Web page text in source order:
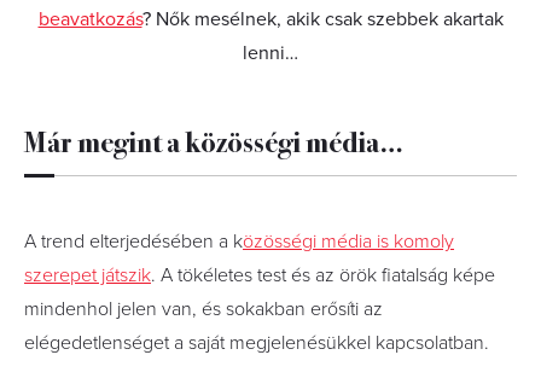
beavatkozás? Nők mesélnek, akik csak szebbek akartak
lenni…
Már megint a közösségi média…
A trend elterjedésében a közösségi média is komoly
szerepet játszik. A tökéletes test és az örök fiatalság képe
mindenhol jelen van, és sokakban erősíti az
elégedetlenséget a saját megjelenésükkel kapcsolatban.